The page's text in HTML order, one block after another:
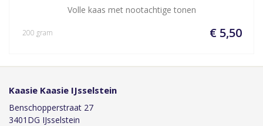
Volle kaas met nootachtige tonen
€ 5,50
200 gram
Kaasie Kaasie IJsselstein
Benschopperstraat 27
3401DG IJsselstein